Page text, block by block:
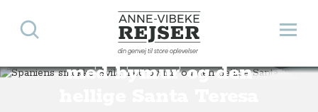
Anne-Vibeke Rejser
din genvej til store oplevelser
Åbn
Søg
Spaniens smukke Avila
med bymur og den
Destinationer Europa Spanien Spaniens smukke Avila med bymur og den hellige Santa Teresa